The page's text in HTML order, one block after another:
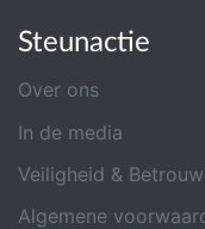
Steunactie
Over ons
In de media
Veiligheid &
Algemene